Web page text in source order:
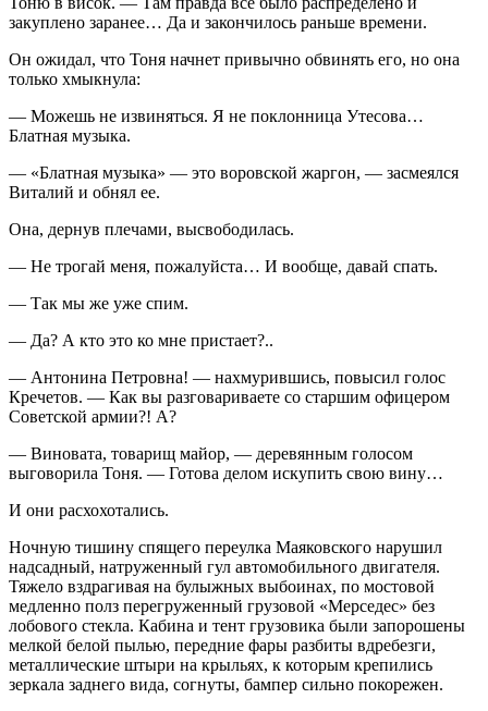
закуплено заранее… Да и закончилось раньше времени.
Он ожидал, что Тоня начнет привычно обвинять его, но она
только хмыкнула:
— Можешь не извиняться. Я не поклонница Утесова…
Блатная музыка.
— «Блатная музыка» — это воровской жаргон, — засмеялся
Виталий и обнял ее.
Она, дернув плечами, высвободилась.
— Не трогай меня, пожалуйста… И вообще, давай спать.
— Так мы же уже спим.
— Да? А кто это ко мне пристает?..
— Антонина Петровна! — нахмурившись, повысил голос
Кречетов. — Как вы разговариваете со старшим офицером
Советской армии?! А?
— Виновата, товарищ майор, — деревянным голосом
выговорила Тоня. — Готова делом искупить свою вину…
И они расхохотались.
Ночную тишину спящего переулка Маяковского нарушил
надсадный, натруженный гул автомобильного двигателя.
Тяжело вздрагивая на булыжных выбоинах, по мостовой
медленно полз перегруженный грузовой «Мерседес» без
лобового стекла. Кабина и тент грузовика были запорошены
мелкой белой пылью, передние фары разбиты вдребезги,
металлические штыри на крыльях, к которым крепились
зеркала заднего вида, согнуты, бампер сильно покорежен.